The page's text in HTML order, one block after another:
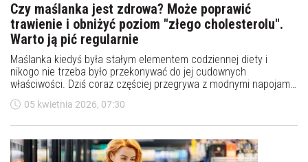
Czy maślanka jest zdrowa? Może poprawić
trawienie i obniżyć poziom "złego cholesterolu".
Warto ją pić regularnie
Maślanka kiedyś była stałym elementem codziennej diety i
nikogo nie trzeba było przekonywać do jej cudownych
właściwości. Dziś coraz częściej przegrywa z modnymi napojami,
choć jej działanie na organizm pozostaje niezmienne. Maślanka
to prosty, naturalny produkt, do którego naprawdę warto wrócić,
05 kwietnia 2026, 07:30